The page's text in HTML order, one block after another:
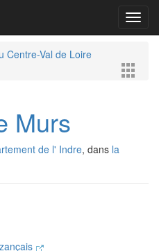
Centre-Val de Loire
Murs
de l' Indre, dans la